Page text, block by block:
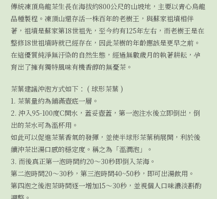
傳統凍頂烏龍茶生長在海拔約800公尺的山坡地，主要以青心烏龍
品種製程。凍頂山還存活一株百年的老樹王，與蘇家祖墳相伴
著，祖墳是蘇家第18世祖先，至今約有125年左右，而老樹王是在
整修18世祖墳時就已經存在，因此茶樹的年齡應該是更早之前。
在這優質純淨無汙染的自然生態，經過無數歲月的執著耕耘，孕
育出了擁有獨特風味有機香醇的無憂茶。
茶葉建議沖泡方式如下： ( 球形茶葉 )
1. 茶葉量約為鋪滿壺底一層。
2. 沖入95-100度C開水，蓋妥壺蓋，第一泡注水後立即倒出，倒
出的茶水可為溫杯用。
如此可以促進茶葉香氣的發揮，並使半球形茶葉稍展開，利於後
續沖茶出湯口感的穩定度。稱之為「溫潤泡」。
3. 而後真正第一泡時間約20～30秒即倒入茶海。
第二泡時間20～30秒，第三泡時間40~50秒，即可出湯飲用。
第四泡之後泡茶時間逐一增加15～30秒，並視個人口味濃淡斟酌